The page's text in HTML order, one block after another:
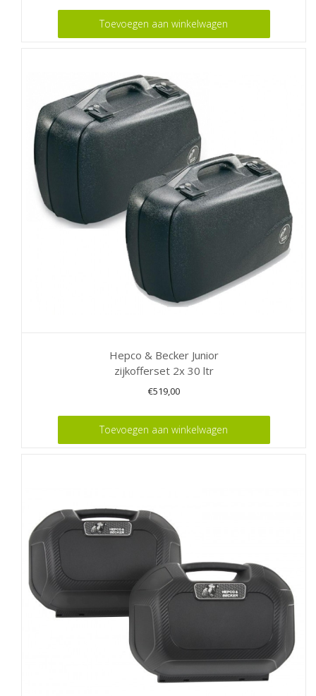
Toevoegen aan winkelwagen
Hepco & Becker Junior
zijkofferset 2x 30 ltr
€519,00
Toevoegen aan winkelwagen